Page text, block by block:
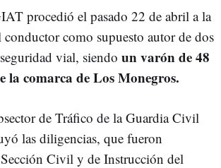
procedió el pasado 22 de abril a la
como supuesto autor de dos
vial, siendo un varón de 48
la comarca de Los Monegros.
de Tráfico de la Guardia Civil
las diligencias, que fueron
Sección Civil y de Instrucción del